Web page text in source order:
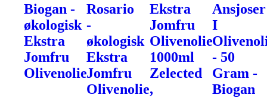
Biogan -
økologisk
Ekstra
Jomfru
Olivenolie
Rosario
-
økologisk
Ekstra
Jomfru
Olivenolie,
Ekstra
Jomfru
Olivenolie
1000ml
Zelected
Ansjoser
I
- 50
Gram -
Biogan